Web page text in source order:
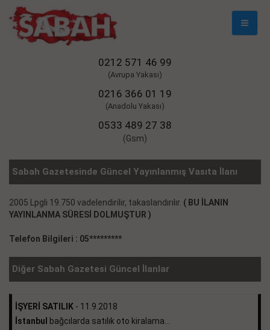
Mobil
0212 571 46 99
(Avrupa Yakası)
0216 366 01 19
(Anadolu Yakası)
0533 489 27 38
(Gsm)
Sabah Gazetesinde Güncel Yayınlanmış Vasıta İlanı
2005 Lpgli 19.750 vadelendirilir, takaslandırılır. ( BU İLANIN
YAYINLANMA SÜRESİ DOLMUŞTUR )
Telefon Bilgileri : 05*********
Diğer Sabah Gazetesi Güncel İlanlar
İŞYERİ SATILIK - 11.9.2018
İstanbul
bağcılarda satılık oto kiralama...